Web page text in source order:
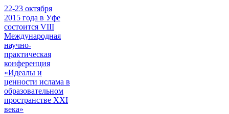
22-23 октября
2015 года в Уфе
состоится VIII
Международная
научно-
практическая
конференция
«Идеалы и
ценности ислама в
образовательном
пространстве XXI
века»